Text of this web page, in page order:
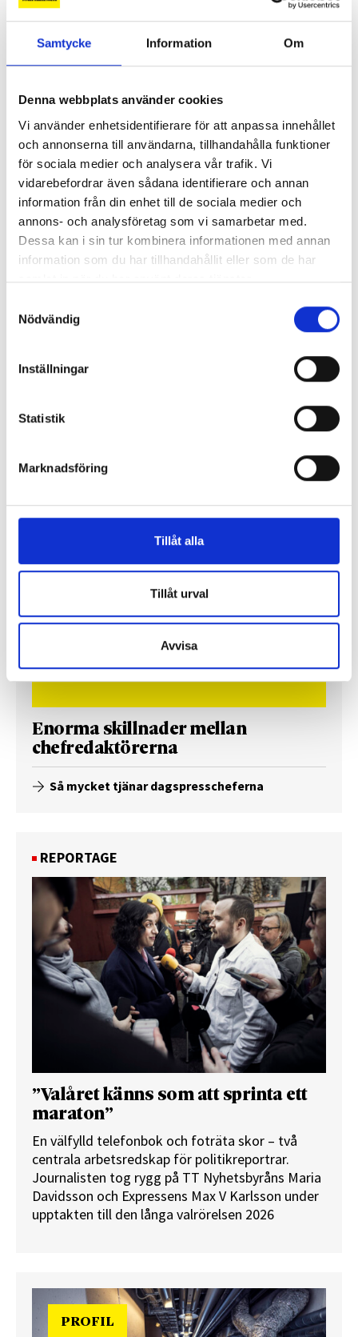
Samtycke Information Om
Denna webbplats använder cookies
Vi använder enhetsidentifierare för att anpassa innehållet
och annonserna till användarna, tillhandahålla funktioner
för sociala medier och analysera vår trafik. Vi
vidarebefordrar även sådana identifierare och annan
information från din enhet till de sociala medier och
annons- och analysföretag som vi samarbetar med.
Dessa kan i sin tur kombinera informationen med annan
information som du har tillhandahållit eller som de har
samlat in när du har använt deras tjänster.
Nödvändig
Inställningar
Statistik
Marknadsföring
Tillåt alla
Tillåt urval
Avvisa
Lönerna – redaktion för redaktion
Så mycket tjänar vi – och våra chefer
Så mycket tjänar 260 mediechefer
Enorma skillnader mellan
chefredaktörerna
Så mycket tjänar dagspresscheferna
REPORTAGE
”Valåret känns som att sprinta ett
maraton”
En välfylld telefonbok och foträta skor – två
centrala arbetsredskap för politikreportrar.
Journalisten tog rygg på TT Nyhetsbyråns Maria
Davidsson och Expressens Max V Karlsson under
upptakten till den långa valrörelsen 2026
PROFIL